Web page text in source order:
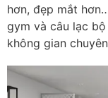
hơn, đẹp mắt
gym và câu lạc
không gian